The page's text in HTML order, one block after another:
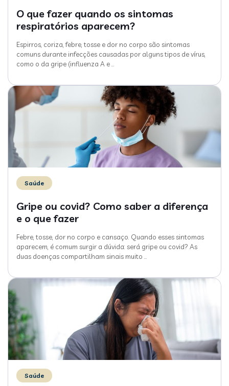
O que fazer quando os sintomas
respiratórios aparecem?
Espirros, coriza, febre, tosse e dor no corpo são sintomas
comuns durante infecções causadas por alguns tipos de vírus,
como o da gripe (influenza A e…
Saúde
Gripe ou covid? Como saber a diferença
e o que fazer
Febre, tosse, dor no corpo e cansaço. Quando esses sintomas
aparecem, é comum surgir a dúvida: será gripe ou covid? As
duas doenças compartilham sinais muito …
Saúde